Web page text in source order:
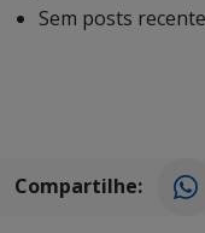
Sem posts
Compartilhe: